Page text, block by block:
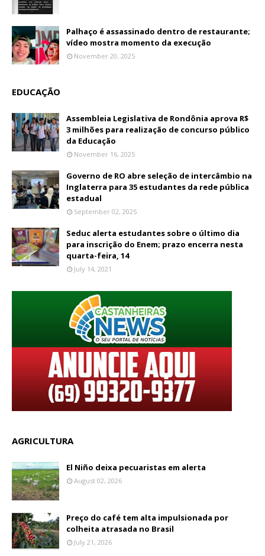
Palhaço é assassinado dentro de restaurante;
vídeo mostra momento da execução
November 20, 2025
EDUCAÇÃO
Assembleia Legislativa de Rondônia aprova R$
3 milhões para realização de concurso público
da Educação
November 16, 2025
Governo de RO abre seleção de intercâmbio na
Inglaterra para 35 estudantes da rede pública
estadual
September 02, 2025
Seduc alerta estudantes sobre o último dia
para inscrição do Enem; prazo encerra nesta
quarta-feira, 14
July 14, 2021
AGRICULTURA
El Niño deixa pecuaristas em alerta
August 02, 2026
Preço do café tem alta impulsionada por
colheita atrasada no Brasil
July 21, 2026